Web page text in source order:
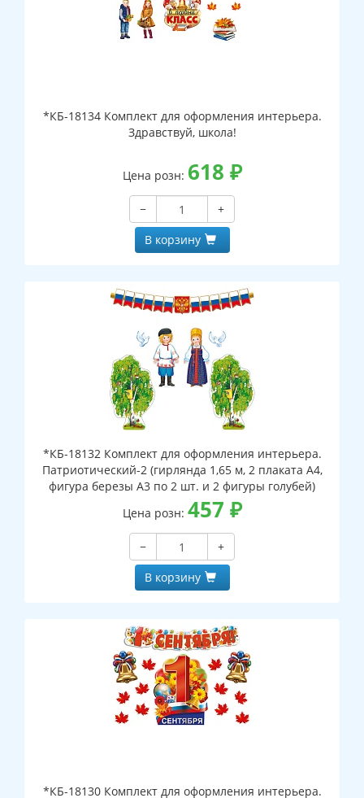
*КБ-18134 Комплект для оформления интерьера.
Здравствуй, школа!
Цена розн: 618 ₽
−
+
В корзину
*КБ-18132 Комплект для оформления интерьера.
Патриотический-2 (гирлянда 1,65 м, 2 плаката А4,
фигура березы А3 по 2 шт. и 2 фигуры голубей)
Цена розн: 457 ₽
−
+
В корзину
*КБ-18130 Комплект для оформления интерьера.